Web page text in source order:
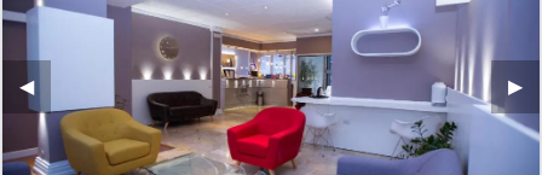
▶︎
◀︎